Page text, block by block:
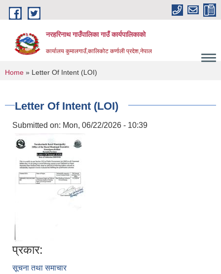
Skip to main content
नरहरिनाथ गाउँपालिका गाउँ कार्यपालिकाको
कार्यालय कुमालगाउँ,कालिकोट कर्णाली प्रदेश,नेपाल
You are here
Home » Letter Of Intent (LOI)
Letter Of Intent (LOI)
Submitted on: Mon, 06/22/2026 - 10:39
प्रकार:
सूचना तथा समाचार